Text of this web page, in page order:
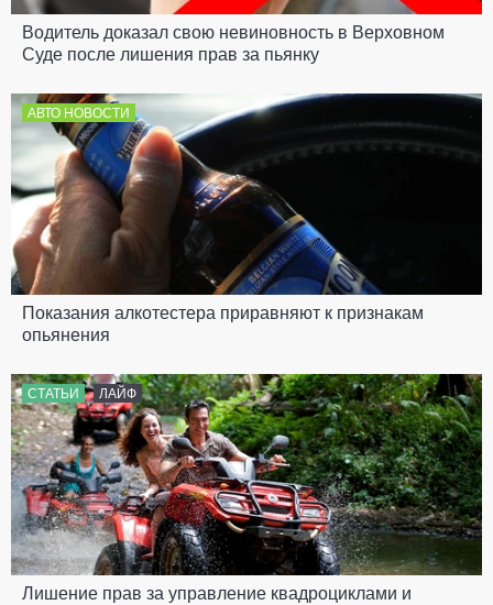
Водитель доказал свою невиновность в Верховном
Суде после лишения прав за пьянку
АВТО НОВОСТИ
Показания алкотестера приравняют к признакам
опьянения
СТАТЬИ ЛАЙФ
Лишение прав за управление квадроциклами и